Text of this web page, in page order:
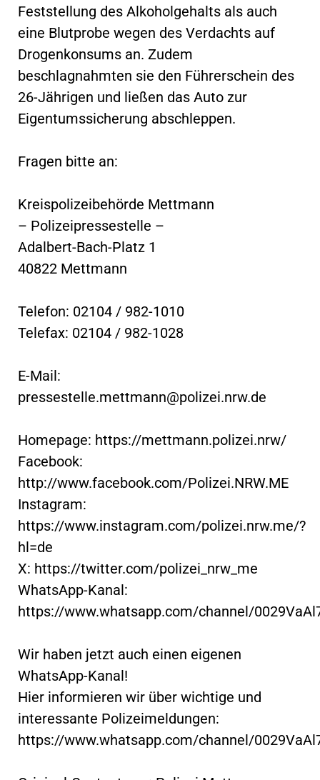
Feststellung des Alkoholgehalts als auch
eine Blutprobe wegen des Verdachts auf
Drogenkonsums an. Zudem
beschlagnahmten sie den Führerschein des
26-Jährigen und ließen das Auto zur
Eigentumssicherung abschleppen.
Fragen bitte an:
Kreispolizeibehörde Mettmann
– Polizeipressestelle –
Adalbert-Bach-Platz 1
40822 Mettmann
Telefon: 02104 / 982-1010
Telefax: 02104 / 982-1028
E-Mail:
pressestelle.mettmann@polizei.nrw.de
Homepage: https://mettmann.polizei.nrw/
Facebook:
http://www.facebook.com/Polizei.NRW.ME
Instagram:
https://www.instagram.com/polizei.nrw.me/?
hl=de
X: https://twitter.com/polizei_nrw_me
WhatsApp-Kanal:
https://www.whatsapp.com/channel/
Wir haben jetzt auch einen eigenen
WhatsApp-Kanal!
Hier informieren wir über wichtige und
interessante Polizeimeldungen:
https://www.whatsapp.com/channel/